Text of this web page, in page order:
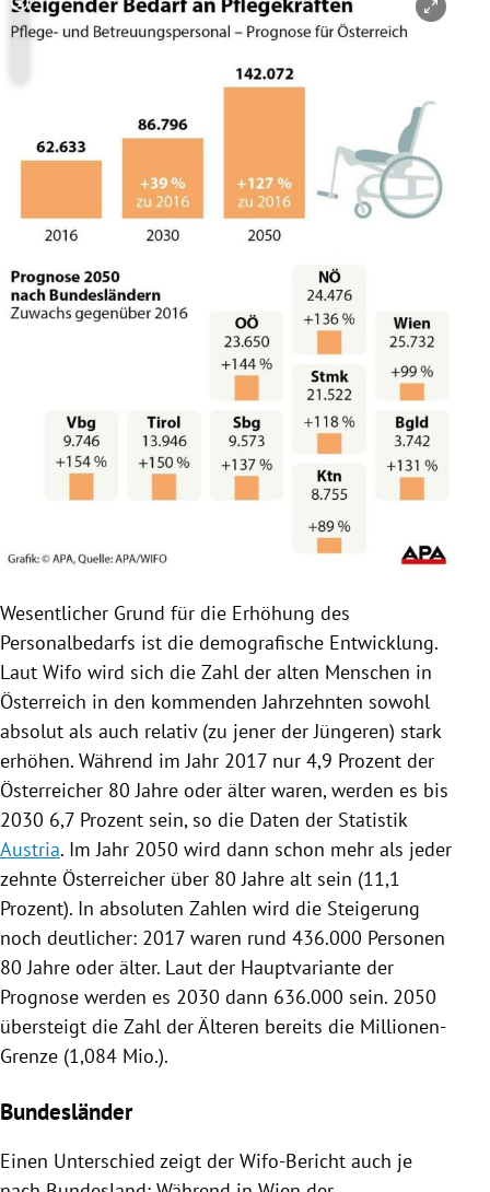
Copyright-Hinweis öffnen/schließen
Wesentlicher Grund für die Erhöhung des
Personalbedarfs ist die demografische Entwicklung.
Laut Wifo wird sich die Zahl der alten Menschen in
Österreich in den kommenden Jahrzehnten sowohl
absolut als auch relativ (zu jener der Jüngeren) stark
erhöhen. Während im Jahr 2017 nur 4,9 Prozent der
Österreicher 80 Jahre oder älter waren, werden es bis
2030 6,7 Prozent sein, so die Daten der Statistik
Austria. Im Jahr 2050 wird dann schon mehr als jeder
zehnte Österreicher über 80 Jahre alt sein (11,1
Prozent). In absoluten Zahlen wird die Steigerung
noch deutlicher: 2017 waren rund 436.000 Personen
80 Jahre oder älter. Laut der Hauptvariante der
Prognose werden es 2030 dann 636.000 sein. 2050
übersteigt die Zahl der Älteren bereits die Millionen-
Grenze (1,084 Mio.).
Bundesländer
Einen Unterschied zeigt der Wifo-Bericht auch je